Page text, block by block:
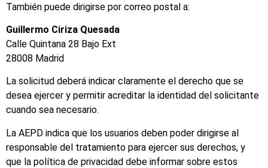
También puede dirigirse por correo postal a:
Guillermo Ciriza Quesada
Calle Quintana 28 Bajo Ext
28008 Madrid
La solicitud deberá indicar claramente el derecho que se
desea ejercer y permitir acreditar la identidad del solicitante
cuando sea necesario.
La AEPD indica que los usuarios deben poder dirigirse al
responsable del tratamiento para ejercer sus derechos, y
que la política de privacidad debe informar sobre estos